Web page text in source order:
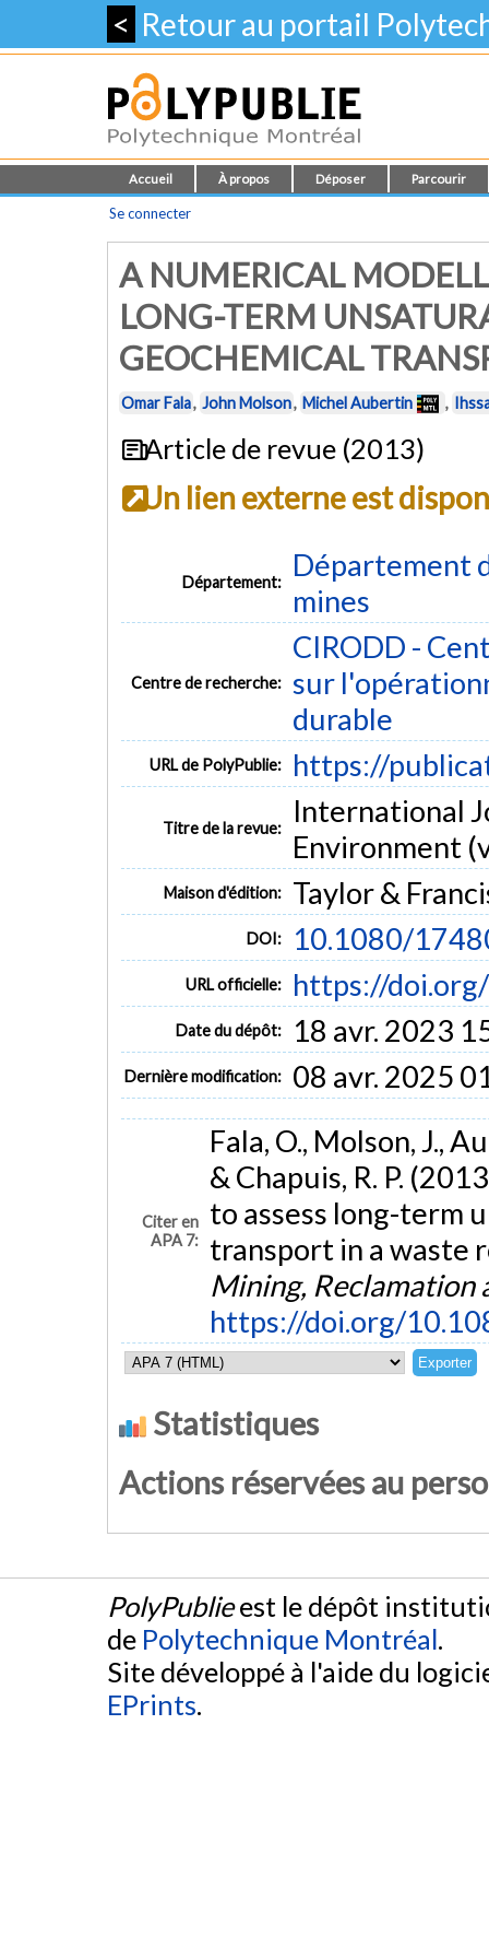
< Retour au portail
Accueil À propos Déposer Parcourir
Se connecter
A NUMERICAL
LONG-TERM
GEOCHEMICAL
Omar Fala, John Molson, Michel Aubertin ,
Article de revue (2013)
Un lien externe est
Département:
Département
mines
Centre de recherche:
CIRODD -
sur
durable
URL de PolyPublie: https://
Titre de la revue:
International
Environment
Maison d'édition: Taylor &
DOI: 10.1080/
URL officielle: https://
Date du dépôt: 18 avr. 2023
Dernière modification: 08 avr. 2025
Citer en
APA 7:
Fala, O., Molson, J.,
& Chapuis, R. P.
to assess long-term
transport in a waste
Mining, Reclamation
https://doi.org/
Statistiques
Actions réservées au
PolyPublieest le dépôt
de Polytechnique Montréal.
Site développé à l'aide du
EPrints.